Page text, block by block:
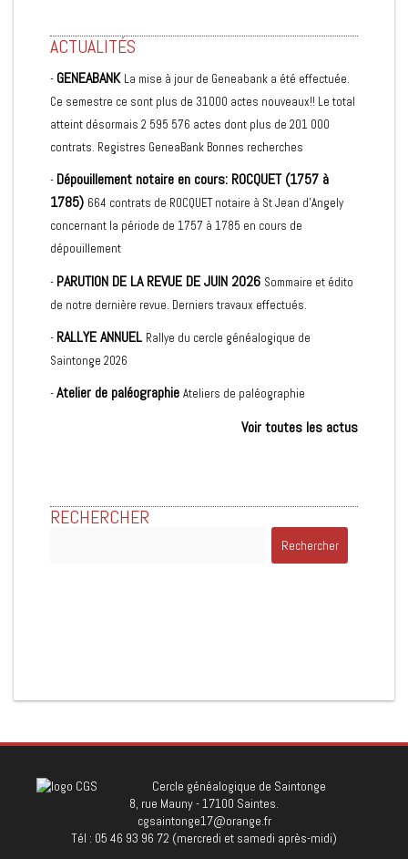
ACTUALITÉS
- GENEABANK La mise à jour de Geneabank a été effectuée.
Ce semestre ce sont plus de 31000 actes nouveaux!! Le total
atteint désormais 2 595 576 actes dont plus de 201 000
contrats. Registres GeneaBank Bonnes recherches
- Dépouillement notaire en cours: ROCQUET (1757 à
1785) 664 contrats de ROCQUET notaire à St Jean d'Angely
concernant la période de 1757 à 1785 en cours de
dépouillement
- PARUTION DE LA REVUE DE JUIN 2026 Sommaire et édito
de notre dernière revue. Derniers travaux effectués.
- RALLYE ANNUEL Rallye du cercle généalogique de
Saintonge 2026
-Atelier de paléographie Ateliers de paléographie
Voir toutes les actus
RECHERCHER
Cercle généalogique de Saintonge
8, rue Mauny - 17100 Saintes.
cgsaintonge17@orange.fr
Tél : 05 46 93 96 72 (mercredi et samedi après-midi)